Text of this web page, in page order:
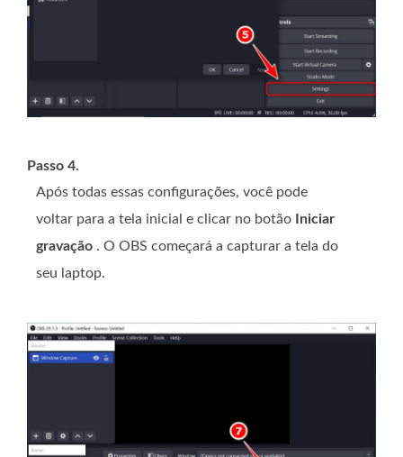
Passo 4.
Após todas essas configurações, você pode
voltar para a tela inicial e clicar no botão
Iniciar
gravação . O OBS começará a capturar a tela do
seu laptop.